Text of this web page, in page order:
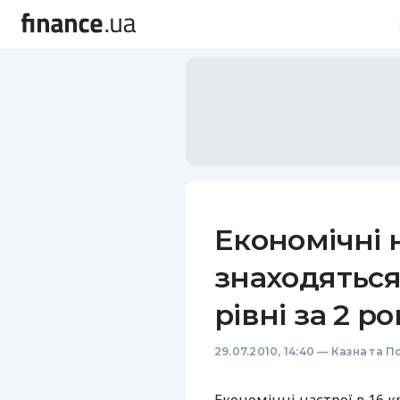
Економічні
рівні за 2
29.07.2010, 14:40 — Казна та